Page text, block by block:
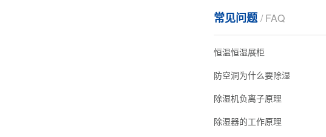
常见问题/ FAQ
恒温恒湿展柜
防空洞为什么要除湿
除湿机负离子原理
除湿器的工作原理